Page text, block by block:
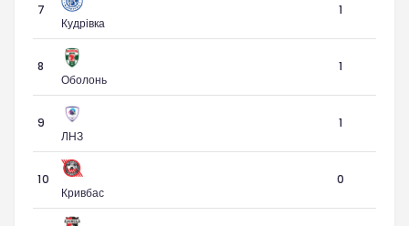
7
Кудрівка
1
8
Оболонь
1
9
ЛНЗ
1
10
Кривбас
0